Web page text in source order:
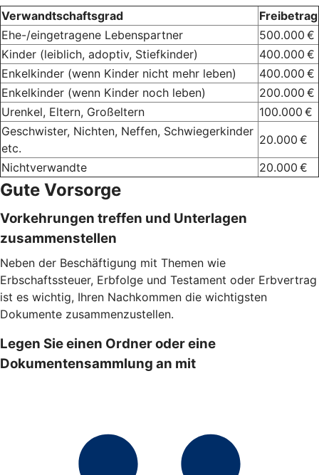
Verwandtschaftsgrad
Freibetrag
Ehe-/eingetragene Lebenspartner
500.000 €
Kinder (leiblich, adoptiv, Stiefkinder)
400.000 €
Enkelkinder (wenn Kinder nicht mehr leben)
400.000 €
Enkelkinder (wenn Kinder noch leben)
200.000 €
Urenkel, Eltern, Großeltern
100.000 €
Geschwister, Nichten, Neffen, Schwiegerkinder
etc.
20.000 €
Nichtverwandte
20.000 €
Gute Vorsorge
Vorkehrungen treffen und Unterlagen
zusammenstellen
Neben der Beschäftigung mit Themen wie
Erbschaftssteuer, Erbfolge und Testament oder Erbvertrag
ist es wichtig, Ihren Nachkommen die wichtigsten
Dokumente zusammenzustellen.
Legen Sie einen Ordner oder eine
Dokumentensammlung an mit